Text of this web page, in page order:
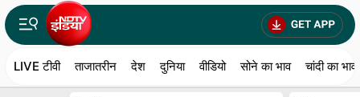
LIVE टीवी ताजातरीन देश दुनिया वीडियो सोने का भाव चांदी का भाव